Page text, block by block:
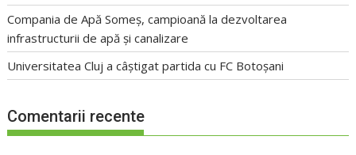
Compania de Apă Someș, campioană la dezvoltarea
infrastructurii de apă și canalizare
Universitatea Cluj a câștigat partida cu FC Botoșani
Comentarii recente